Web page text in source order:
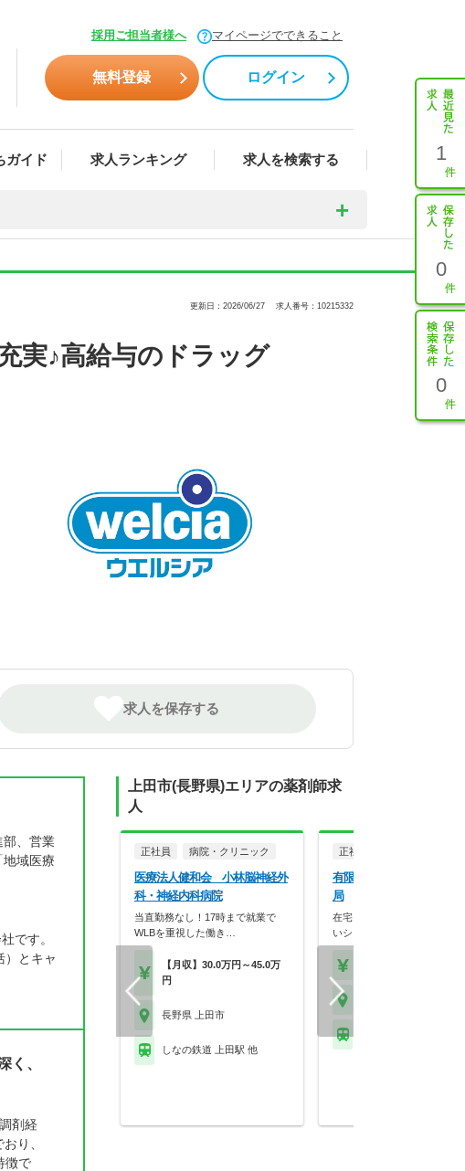
採用ご担当者様へ マイページでできること
無料登録 ログイン
ガイド 求人ランキング 求人を検索する 1
0
0
更新日：2026/06/27 求人番号：10215332
実♪高給与のドラッグ
求人を保存する
部、営業
域医療
です。
）とキャ
く、
剤経
り、
徴で
上田市(長野県)エリアの薬剤師求
人
正社員 病院・クリニック
医療法人健和会 小林脳神経外
科・神経内科病院
当直勤務なし！17時まで就業で
WLBを重視した働き…
【月収】30.0万円～45.0万
円
長野県 上田市
しなの鉄道 上田駅 他
正社員
有限会社あゆみ 丸子く
局
在宅・多科目で成長◎自由度
いシフトで長く働ける…